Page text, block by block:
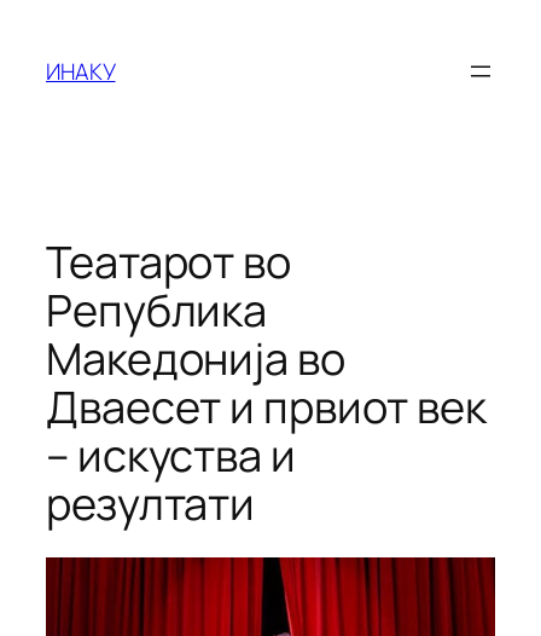
содржината
ИНАКУ
Театарот во
Република
Македонија во
Дваесет и првиот век
– искуства и
резултати